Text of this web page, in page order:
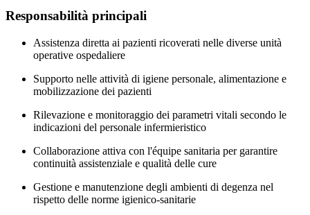
Responsabilità principali
Assistenza diretta ai pazienti ricoverati nelle diverse unità
operative ospedaliere
Supporto nelle attività di igiene personale, alimentazione e
mobilizzazione dei pazienti
Rilevazione e monitoraggio dei parametri vitali secondo le
indicazioni del personale infermieristico
Collaborazione attiva con l'équipe sanitaria per garantire
continuità assistenziale e qualità delle cure
Gestione e manutenzione degli ambienti di degenza nel
rispetto delle norme igienico-sanitarie